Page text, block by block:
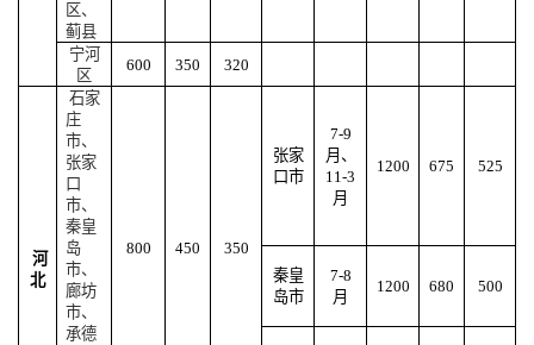
区、
蓟县
宁河
区
600 350 320
河
北
石家
庄
市、
张家
口
市、
秦皇
岛
市、
廊坊
市、
承德
800 450 350
张家
口市
7-9
月、
11-3
月
1200 675 525
秦皇
岛市
7-8
月
1200 680 500